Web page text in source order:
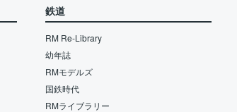
鉄道
RM Re-Library
幼年誌
RMモデルズ
国鉄時代
RMライブラリー